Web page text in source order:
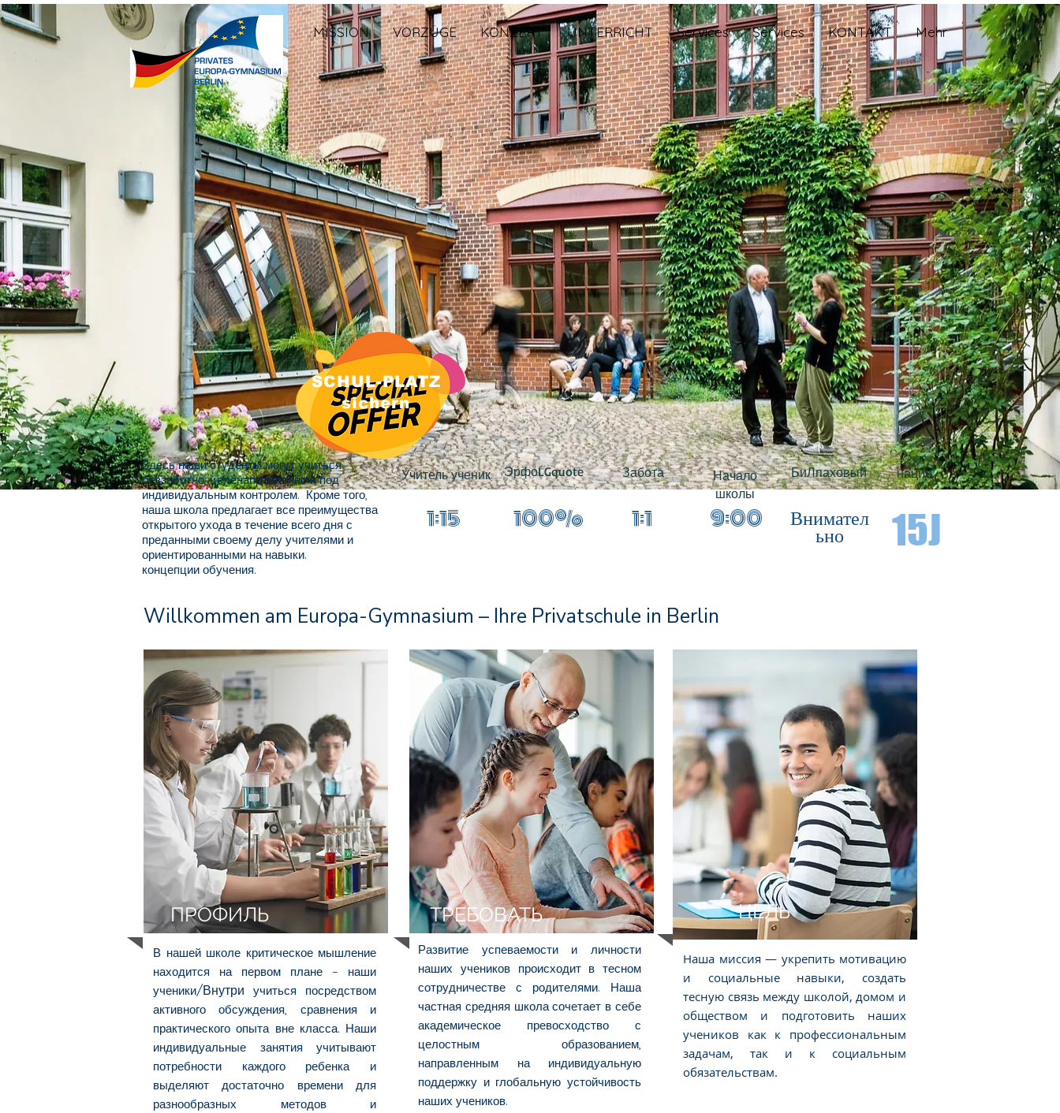
MISSION VORZÜGE KONZEPT UNTERRICHT Services Services KONTAKT Mehr
30
Здесь наши студенты могут учиться
беззаботно, целенаправленно и под
индивидуальным контролем. Кроме того,
наша школа предлагает все преимущества
открытого ухода в течение всего дня с
преданными своему делу учителями и
ориентированными на навыки.
концепции обучения.
Учитель ученик ЭрфоLGquote Забота
1:15 100% 1:1
Начало
школы
9:00
БиЛпаховый
Внимател
ьно
SCHUL-PLATZ
sichern
Willkommen am Europa-Gymnasium – Ihre Privatschule in Berlin
нации
15J
ПРОФИЛЬ
В нашей школе критическое мышление
находится на первом плане – наши
ученики/Внутри учиться посредством
активного обсуждения, сравнения и
практического опыта вне класса. Наши
индивидуальные занятия учитывают
потребности каждого ребенка и
выделяют достаточно времени для
разнообразных методов и
Развитие успеваемости и личности
наших учеников происходит в тесном
сотрудничестве с родителями. Наша
частная средняя школа сочетает в себе
академическое превосходство с
целостным образованием,
направленным на индивидуальную
поддержку и глобальную устойчивость
наших учеников.
ТРЕБОВАТЬ ЦЕЛЬ
Наша миссия — укрепить мотивацию
и социальные навыки, создать
тесную связь между школой, домом и
обществом и подготовить наших
учеников как к профессиональным
задачам, так и к социальным
обязательствам.